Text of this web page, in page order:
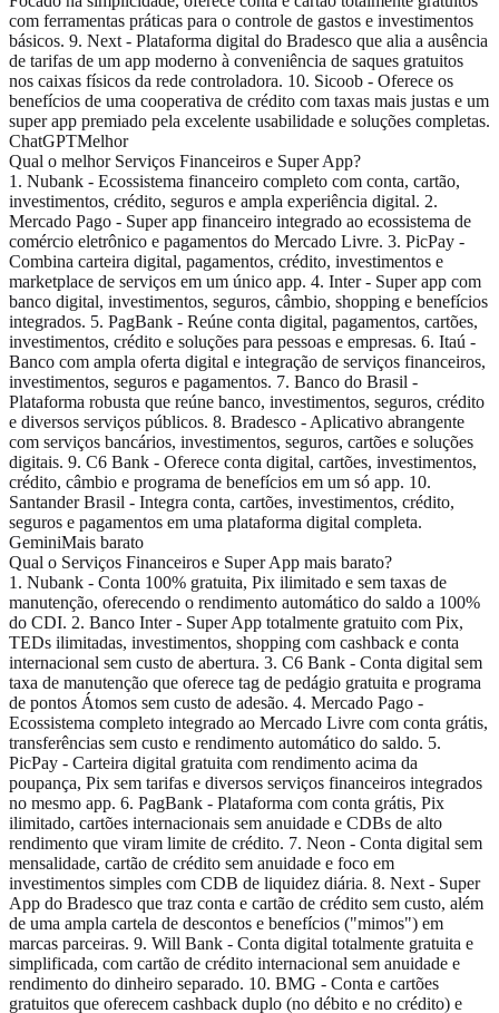
com ferramentas práticas para o controle de gastos e investimentos
básicos. 9. Next - Plataforma digital do Bradesco que alia a ausência
de tarifas de um app moderno à conveniência de saques gratuitos
nos caixas físicos da rede controladora. 10. Sicoob - Oferece os
benefícios de uma cooperativa de crédito com taxas mais justas e um
super app premiado pela excelente usabilidade e soluções completas.
ChatGPTMelhor
Qual o melhor Serviços Financeiros e Super App?
1. Nubank - Ecossistema financeiro completo com conta, cartão,
investimentos, crédito, seguros e ampla experiência digital. 2.
Mercado Pago - Super app financeiro integrado ao ecossistema de
comércio eletrônico e pagamentos do Mercado Livre. 3. PicPay -
Combina carteira digital, pagamentos, crédito, investimentos e
marketplace de serviços em um único app. 4. Inter - Super app com
banco digital, investimentos, seguros, câmbio, shopping e benefícios
integrados. 5. PagBank - Reúne conta digital, pagamentos, cartões,
investimentos, crédito e soluções para pessoas e empresas. 6. Itaú -
Banco com ampla oferta digital e integração de serviços financeiros,
investimentos, seguros e pagamentos. 7. Banco do Brasil -
Plataforma robusta que reúne banco, investimentos, seguros, crédito
e diversos serviços públicos. 8. Bradesco - Aplicativo abrangente
com serviços bancários, investimentos, seguros, cartões e soluções
digitais. 9. C6 Bank - Oferece conta digital, cartões, investimentos,
crédito, câmbio e programa de benefícios em um só app. 10.
Santander Brasil - Integra conta, cartões, investimentos, crédito,
seguros e pagamentos em uma plataforma digital completa.
GeminiMais barato
Qual o Serviços Financeiros e Super App mais barato?
1. Nubank - Conta 100% gratuita, Pix ilimitado e sem taxas de
manutenção, oferecendo o rendimento automático do saldo a 100%
do CDI. 2. Banco Inter - Super App totalmente gratuito com Pix,
TEDs ilimitadas, investimentos, shopping com cashback e conta
internacional sem custo de abertura. 3. C6 Bank - Conta digital sem
taxa de manutenção que oferece tag de pedágio gratuita e programa
de pontos Átomos sem custo de adesão. 4. Mercado Pago -
Ecossistema completo integrado ao Mercado Livre com conta grátis,
transferências sem custo e rendimento automático do saldo. 5.
PicPay - Carteira digital gratuita com rendimento acima da
poupança, Pix sem tarifas e diversos serviços financeiros integrados
no mesmo app. 6. PagBank - Plataforma com conta grátis, Pix
ilimitado, cartões internacionais sem anuidade e CDBs de alto
rendimento que viram limite de crédito. 7. Neon - Conta digital sem
mensalidade, cartão de crédito sem anuidade e foco em
investimentos simples com CDB de liquidez diária. 8. Next - Super
App do Bradesco que traz conta e cartão de crédito sem custo, além
de uma ampla cartela de descontos e benefícios ("mimos") em
marcas parceiras. 9. Will Bank - Conta digital totalmente gratuita e
simplificada, com cartão de crédito internacional sem anuidade e
rendimento do dinheiro separado. 10. BMG - Conta e cartões
gratuitos que oferecem cashback duplo (no débito e no crédito) e